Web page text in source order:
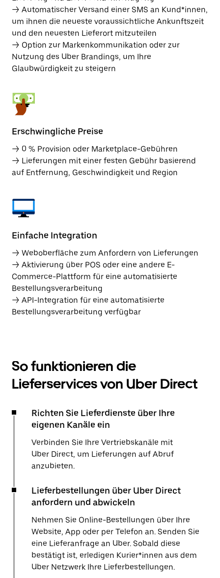
→ Automatischer Versand einer SMS an Kund*innen,
um ihnen die neueste voraussichtliche Ankunftszeit
und den neuesten Lieferort mitzuteilen
→ Option zur Markenkommunikation oder zur
Nutzung des Uber Brandings, um Ihre
Glaubwürdigkeit zu steigern
Erschwingliche Preise
→ 0 % Provision oder Marketplace-Gebühren
→ Lieferungen mit einer festen Gebühr basierend
auf Entfernung, Geschwindigkeit und Region
Einfache Integration
→ Weboberfläche zum Anfordern von Lieferungen
→ Aktivierung über POS oder eine andere E-
Commerce-Plattform für eine automatisierte
Bestellungsverarbeitung
→ API-Integration für eine automatisierte
Bestellungsverarbeitung verfügbar
So funktionieren die
Lieferservices von Uber Direct
Richten Sie Lieferdienste über Ihre
eigenen Kanäle ein
Verbinden Sie Ihre Vertriebskanäle mit
Uber Direct, um Lieferungen auf Abruf
anzubieten.
Lieferbestellungen über Uber Direct
anfordern und abwickeln
Nehmen Sie Online-Bestellungen über Ihre
Website, App oder per Telefon an. Senden Sie
eine Lieferanfrage an Uber. Sobald diese
bestätigt ist, erledigen Kurier*innen aus dem
Uber Netzwerk Ihre Lieferbestellungen.